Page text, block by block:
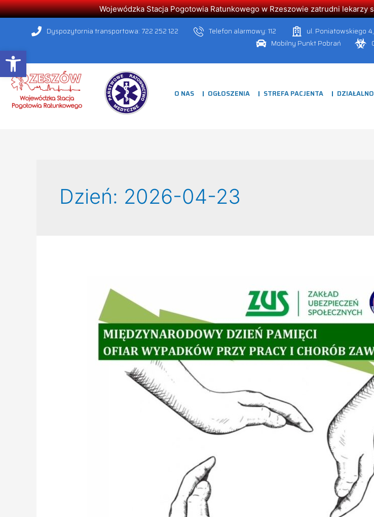
Open toolbar
Wojewódzka Stacja Pogotowia Ratunkowego w Rzeszowie zatrudni
Dyspozytornia transportowa: 722 252 122 Telefon alarmowy: 112 ul. Poniatowskiego
Mobilny Punkt Pobrań
O NAS OGŁOSZENIA STREFA PACJENTA
Dzień: 2026-04-23